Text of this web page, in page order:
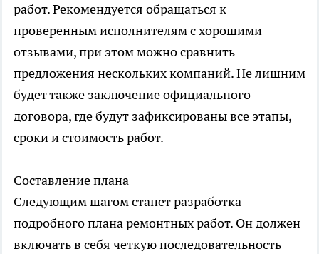
работ. Рекомендуется обращаться к
проверенным исполнителям с хорошими
отзывами, при этом можно сравнить
предложения нескольких компаний. Не лишним
будет также заключение официального
договора, где будут зафиксированы все этапы,
сроки и стоимость работ.
Составление плана
Следующим шагом станет разработка
подробного плана ремонтных работ. Он должен
включать в себя четкую последовательность